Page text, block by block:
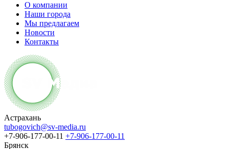
О компании
Наши города
Мы предлагаем
Новости
Контакты
Астрахань
tubogovich@sv-media.ru
+7-906-177-00-11 +7-906-177-00-11
Брянск